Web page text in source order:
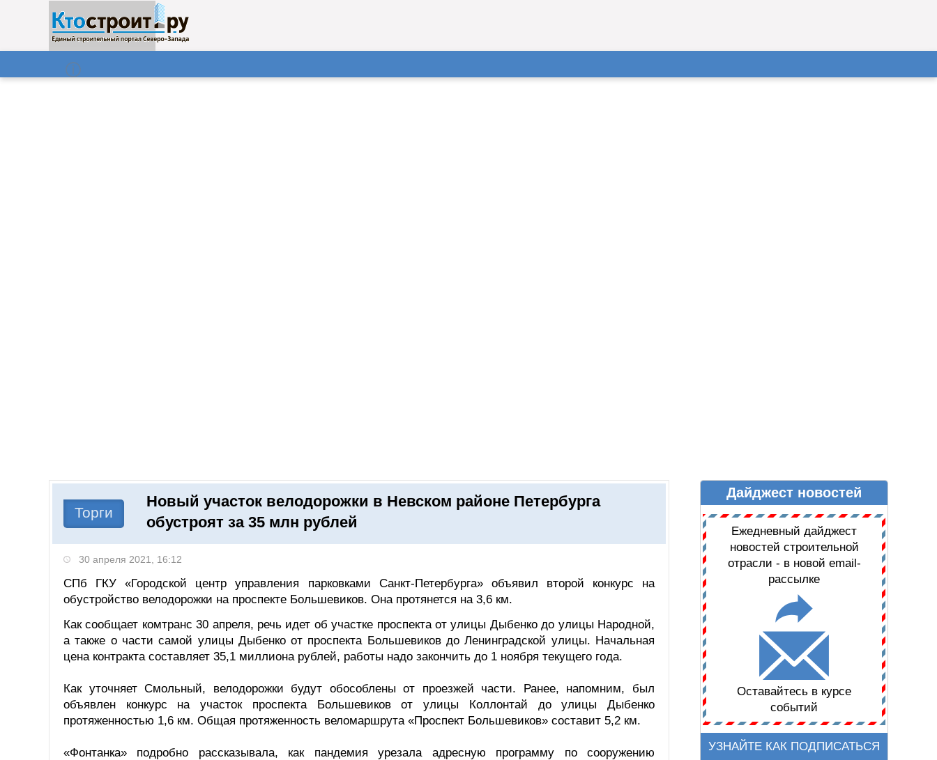
Поиск
КАЛЕНДАРЬ ДАЙДЖЕСТ НОВОСТЕЙ
Торги
Новый участок велодорожки в Невском районе Петербурга
обустроят за 35 млн рублей
30 апреля 2021, 16:12
СПб ГКУ «Городской центр управления парковками Санкт-Петербурга» объявил второй конкурс на
обустройство велодорожки на проспекте Большевиков. Она протянется на 3,6 км.
Как сообщает комтранс 30 апреля, речь идет об участке проспекта от улицы Дыбенко до улицы Народной,
а также о части самой улицы Дыбенко от проспекта Большевиков до Ленинградской улицы. Начальная
цена контракта составляет 35,1 миллиона рублей, работы надо закончить до 1 ноября текущего года.
Как уточняет Смольный, велодорожки будут обособлены от проезжей части. Ранее, напомним, был
объявлен конкурс на участок проспекта Большевиков от улицы Коллонтай до улицы Дыбенко
протяженностью 1,6 км. Общая протяженность веломаршрута «Проспект Большевиков» составит 5,2 км.
«Фонтанка» подробно рассказывала, как пандемия урезала адресную программу по сооружению
Дайджест новостей
Ежедневный дайджест
новостей строительной
отрасли - в новой email-
рассылке
Оставайтесь в курсе
событий
УЗНАЙТЕ КАК ПОДПИСАТЬСЯ